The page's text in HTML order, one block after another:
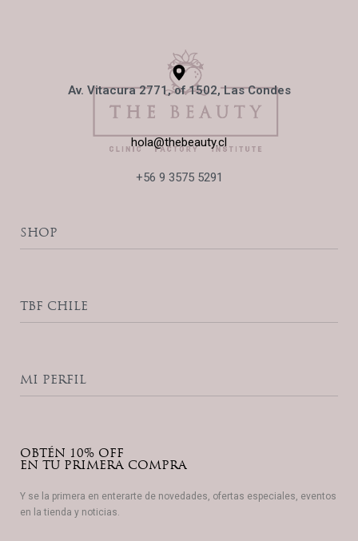
Av. Vitacura 2771, of 1502, Las Condes
hola@thebeauty.cl
+56 9 3575 5291
SHOP
Productos Home Care
Ribeskin Pro
TBF CHILE
Contacto
Política de Privacidad
MI PERFIL
Lista de Deseos
Seguimiento de Compras
OBTÉN 10% OFF
EN TU PRIMERA COMPRA
Y se la primera en enterarte de novedades, ofertas especiales, eventos
en la tienda y noticias.